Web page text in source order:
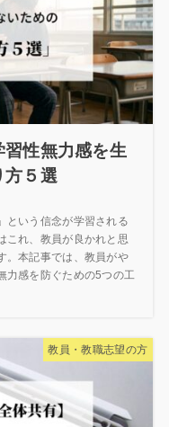
習性無力感を生
方５選
という信念が学習される
これ、教員が良かれと思
。本記事では、教員がや
力感を防ぐための5つの工
教員・教職志望の方